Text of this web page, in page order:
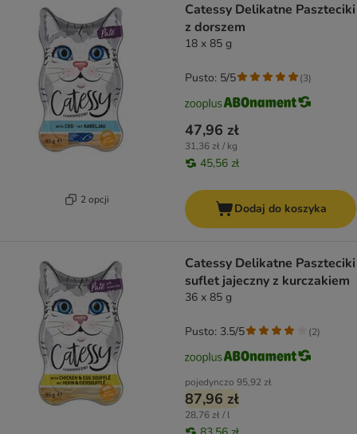
2 opcji
Catessy Delikatne Paszteciki
z dorszem
18 x 85 g
47,96 zł
31,36 zł / kg
45,56 zł
Pusto: 5/5 (3)
Dodaj do koszyka
Catessy Delikatne Paszteciki
suflet jajeczny z kurczakiem
36 x 85 g
pojedynczo 95,92 zł
87,96 zł
28,76 zł / l
Pusto: 3.5/5 (2)